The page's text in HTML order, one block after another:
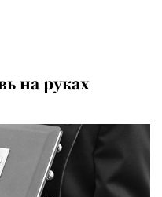
на руках